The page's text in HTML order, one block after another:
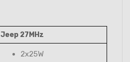
Jeep 27MHz
2x25W